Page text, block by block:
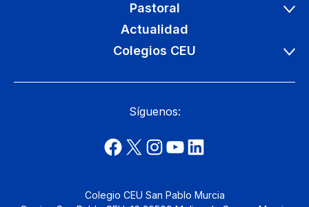
Pastoral
Actualidad
Colegios CEU
Síguenos:
Colegio CEU San Pablo Murcia